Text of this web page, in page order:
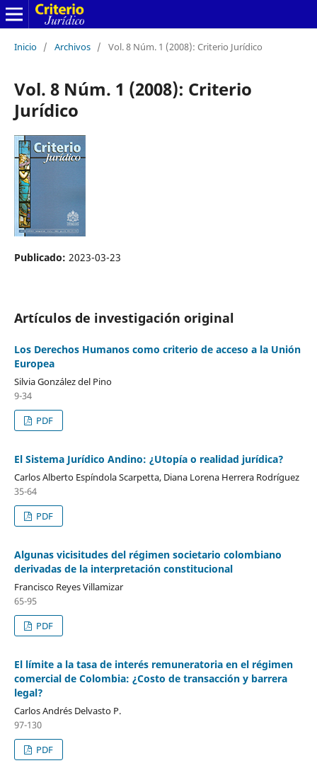
Inicio / Archivos / Vol. 8 Núm. 1 (2008): Criterio Jurídico
Vol. 8 Núm. 1 (2008): Criterio
Jurídico
Publicado: 2023-03-23
Artículos de investigación original
Los Derechos Humanos como criterio de acceso a la Unión
Europea
Silvia González del Pino
9-34
PDF
El Sistema Jurídico Andino: ¿Utopía o realidad jurídica?
Carlos Alberto Espíndola Scarpetta, Diana Lorena Herrera Rodríguez
35-64
PDF
Algunas vicisitudes del régimen societario colombiano
derivadas de la interpretación constitucional
Francisco Reyes Villamizar
65-95
PDF
El límite a la tasa de interés remuneratoria en el régimen
comercial de Colombia: ¿Costo de transacción y barrera
legal?
Carlos Andrés Delvasto P.
97-130
PDF